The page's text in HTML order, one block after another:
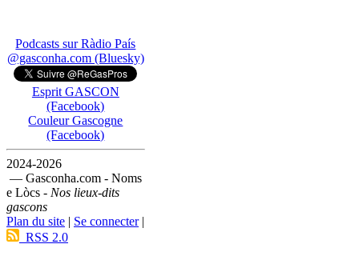
Podcasts sur Ràdio País
@gasconha.com (Bluesky)
Esprit GASCON
(Facebook)
Couleur Gascogne
(Facebook)
2024-2026
— Gasconha.com - Noms
e Lòcs - Nos lieux-dits
gascons
Plan du site | Se connecter|
RSS 2.0